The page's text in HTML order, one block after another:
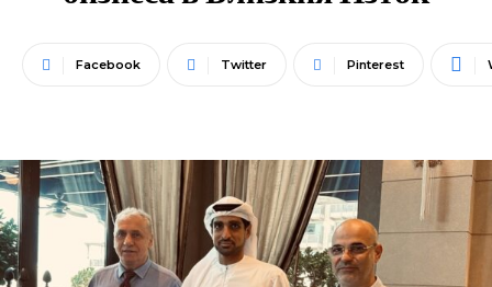
Facebook Twitter Pinterest